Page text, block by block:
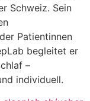
Schweiz. Sein
Patientinnen
begleitet er
–
individuell.